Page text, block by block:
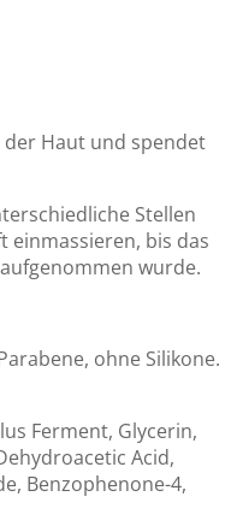
Haut und spendet
Stellen
einmassieren, bis das
wurde.
ohne Silikone.
Ferment, Glycerin,
Acid,
Benzophenone-4,